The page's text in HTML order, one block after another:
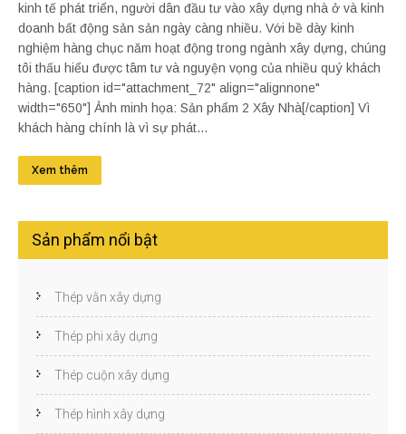
kinh tế phát triển, người dân đầu tư vào xây dựng nhà ở và kinh
doanh bất động sản sản ngày càng nhiều. Với bề dày kinh
nghiệm hàng chục năm hoạt động trong ngành xây dựng, chúng
tôi thấu hiểu được tâm tư và nguyện vọng của nhiều quý khách
hàng. [caption id="attachment_72" align="alignnone"
width="650"] Ảnh minh họa: Sản phẩm 2 Xây Nhà[/caption] Vì
khách hàng chính là vì sự phát...
Xem thêm
Sản phẩm nổi bật
Thép vằn xây dựng
Thép phi xây dựng
Thép cuộn xây dựng
Thép hình xây dựng